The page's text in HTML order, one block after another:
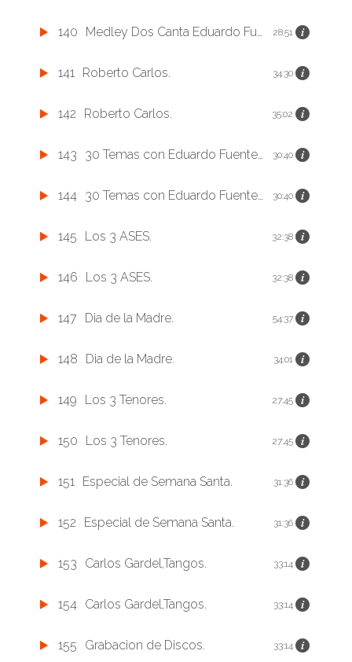
140 Medley Dos Canta Eduardo Fuentes. 28:51
141 Roberto Carlos. 34:30
142 Roberto Carlos. 35:02
143 30 Temas con Eduardo Fuentes. 30:40
144 30 Temas con Eduardo Fuentes. 30:40
145 Los 3 ASES. 32:38
146 Los 3 ASES. 32:38
147 Dia de la Madre. 54:37
148 Dia de la Madre. 34:01
149 Los 3 Tenores. 27:45
150 Los 3 Tenores. 27:45
151 Especial de Semana Santa. 31:36
152 Especial de Semana Santa. 31:36
153 Carlos Gardel,Tangos. 33:14
154 Carlos Gardel,Tangos. 33:14
155 Grabacion de Discos. 33:14